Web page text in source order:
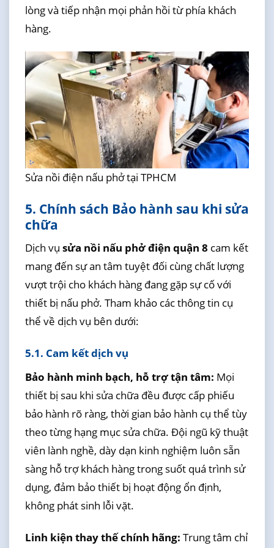
lòng và tiếp nhận mọi phản hồi từ phía khách
hàng.
Sửa nồi điện nấu phở tại TPHCM
5. Chính sách Bảo hành sau khi sửa
chữa
Dịch vụ sửa nồi nấu phở điện quận 8 cam kết
mang đến sự an tâm tuyệt đối cùng chất lượng
vượt trội cho khách hàng đang gặp sự cố với
thiết bị nấu phở. Tham khảo các thông tin cụ
thể về dịch vụ bên dưới:
5.1. Cam kết dịch vụ
Bảo hành minh bạch, hỗ trợ tận tâm: Mọi
thiết bị sau khi sửa chữa đều được cấp phiếu
bảo hành rõ ràng, thời gian bảo hành cụ thể tùy
theo từng hạng mục sửa chữa. Đội ngũ kỹ thuật
viên lành nghề, dày dạn kinh nghiệm luôn sẵn
sàng hỗ trợ khách hàng trong suốt quá trình sử
dụng, đảm bảo thiết bị hoạt động ổn định,
không phát sinh lỗi vặt.
Linh kiện thay thế chính hãng: Trung tâm chỉ